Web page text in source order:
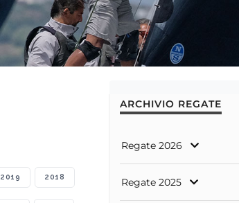
2019 2018
ARCHIVIO REGATE
Regate 2026
Regate 2025